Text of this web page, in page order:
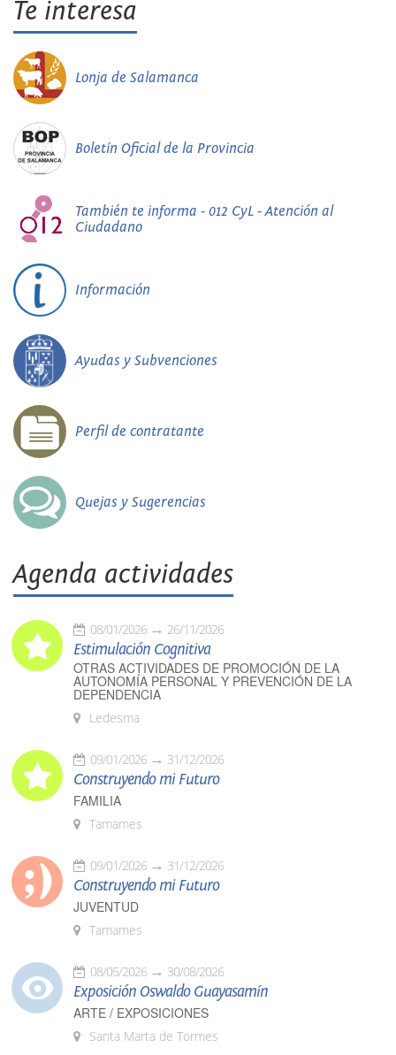
Te interesa
Lonja de Salamanca
Boletín Oficial de la Provincia
También te informa - 012 CyL - Atención al
Ciudadano
Información
Ayudas y Subvenciones
Perfil de contratante
Quejas y Sugerencias
Agenda actividades
08/01/2026 26/11/2026
Estimulación Cognitiva
OTRAS ACTIVIDADES DE PROMOCIÓN DE LA
AUTONOMÍA PERSONAL Y PREVENCIÓN DE LA
DEPENDENCIA
Ledesma
09/01/2026 31/12/2026
Construyendo mi Futuro
FAMILIA
Tamames
09/01/2026 31/12/2026
Construyendo mi Futuro
JUVENTUD
Tamames
08/05/2026 30/08/2026
Exposición Oswaldo Guayasamín
ARTE / EXPOSICIONES
Santa Marta de Tormes